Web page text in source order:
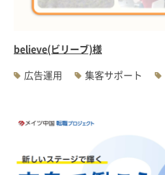
believe(ビリーブ)様
広告運用
集客サポート